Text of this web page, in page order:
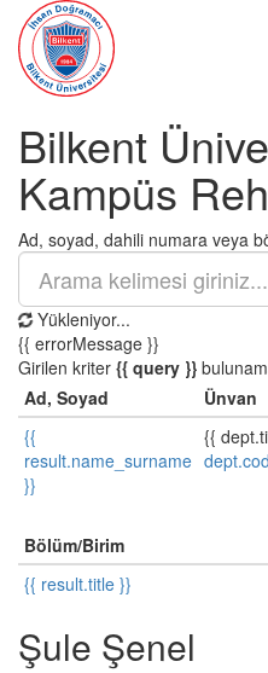
Bilkent
Kampüs
Ad, soyad, dahili numara veya
Yükleniyor...
{{ errorMessage }}
Girilen kriter {{ query }}
Ad, Soyad
Ünvan
{{
result.name_surname
}}
{{
Bölüm/Birim
{{ result.title }}
Şule Şenel